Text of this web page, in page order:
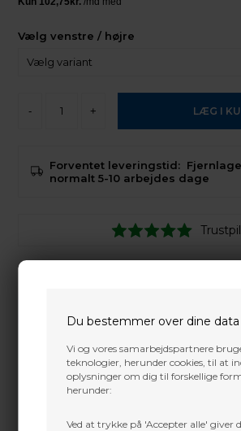
Du bestemmer over dine data
Vi og vores samarbejdspartnere
teknologier, herunder cookies, til at
oplysninger om dig til forskellige
herunder:
Ved at trykke på 'Accepter alle' giver
Vælg venstre / højre
- +
Forventet leveringstid:
normalt 5-10 arbejdes dage
Eksklusiv håndsyet kogger